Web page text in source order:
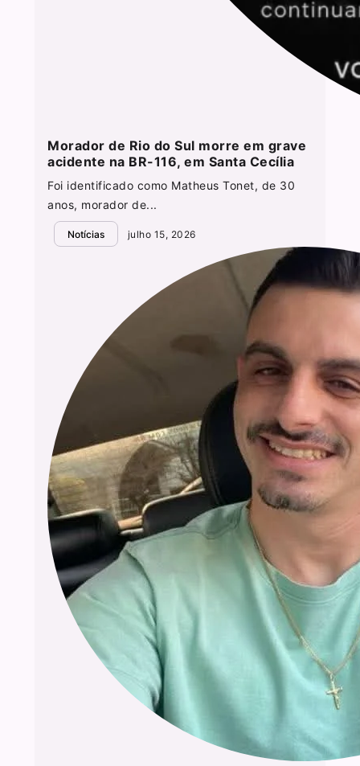
Morador de Rio do Sul morre em grave
acidente na BR-116, em Santa Cecília
Foi identificado como Matheus Tonet, de 30
anos, morador de...
Notícias julho 15, 2026